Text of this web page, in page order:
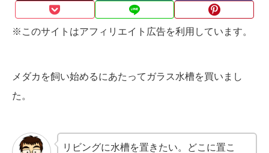
※このサイトはアフィリエイト広告を利用しています。
メダカを飼い始めるにあたってガラス水槽を買いまし
た。
リビングに水槽を置きたい。どこに置こ